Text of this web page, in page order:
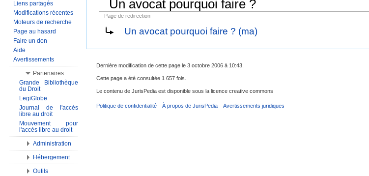
Un avocat pourquoi faire ?
Page de redirection
Un avocat pourquoi faire ? (ma)
Liens partagés
Modifications récentes
Moteurs de recherche
Page au hasard
Faire un don
Aide
Avertissements
Partenaires
Grande Bibliothèque
du Droit
LegiGlobe
Journal de l'accès
libre au droit
Mouvement pour
l'accès libre au droit
Administration
Hébergement
Outils
Dernière modification de cette page le 3 octobre 2006 à 10:43.
Cette page a été consultée 1 657 fois.
Le contenu de JurisPedia est disponible sous la licence creative commons
Politique de confidentialité À propos de JurisPedia Avertissements juridiques